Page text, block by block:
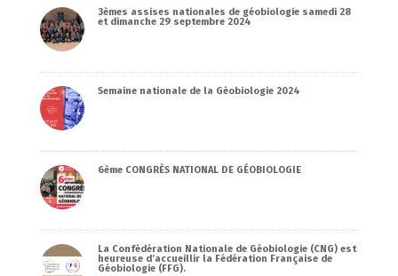
3èmes assises nationales de géobiologie samedi 28
et dimanche 29 septembre 2024
Semaine nationale de la Géobiologie 2024
6ème CONGRÈS NATIONAL DE GÉOBIOLOGIE
La Confédération Nationale de Géobiologie (CNG) est
heureuse d’accueillir la Fédération Française de
Géobiologie (FFG).